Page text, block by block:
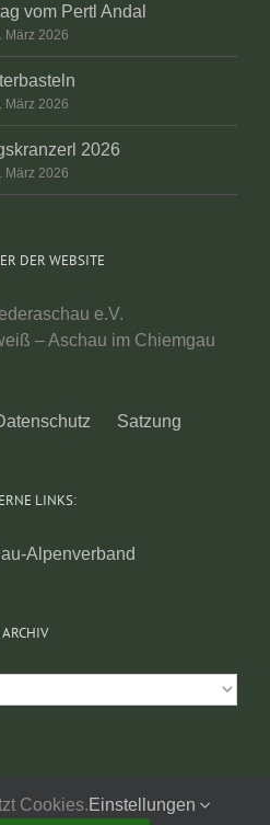
vom Pertl Andal
März 2026
März 2026
2026
März 2026
DER WEBSITE
e.V.
– Aschau im Chiemgau
Satzung
LINKS:
Alpenverband
ARCHIV
Cookies.Einstellungen